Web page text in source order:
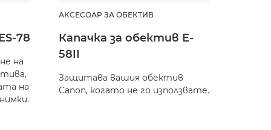
78
на
на
АКСЕСОАР ЗА ОБЕКТИВ
Капачка за обектив E-
58II
Защитава вашия обектив
Canon, когато не го използвате.